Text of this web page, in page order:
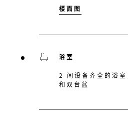
楼面图
浴室
2 间设备齐全的浴
和双台盆